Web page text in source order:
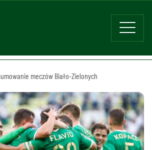
meczów Biało-Zielonych